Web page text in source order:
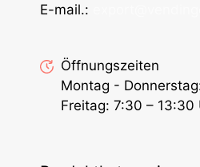
E-mail.:
Öffnungszeiten
Montag -
Freitag: 7:30 – 13:30